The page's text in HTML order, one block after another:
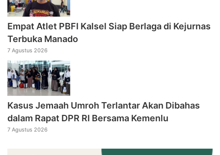
Empat Atlet PBFI Kalsel Siap Berlaga di Kejurnas
Terbuka Manado
7 Agustus 2026
Kasus Jemaah Umroh Terlantar Akan Dibahas
dalam Rapat DPR RI Bersama Kemenlu
7 Agustus 2026